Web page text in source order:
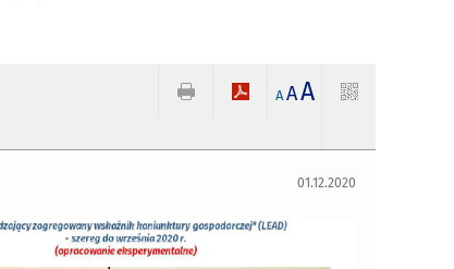
A AA
01.12.2020